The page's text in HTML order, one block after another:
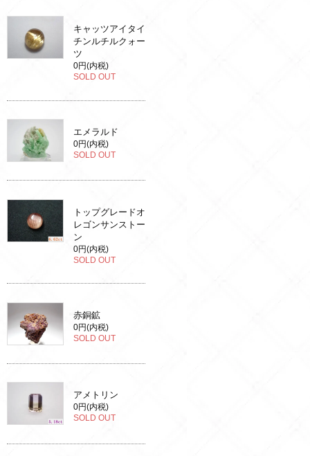
キャッツアイタイ
チンルチルクォー
ツ
0円(内税)
SOLD OUT
エメラルド
0円(内税)
SOLD OUT
トップグレードオ
レゴンサンストー
ン
0円(内税)
SOLD OUT
赤銅鉱
0円(内税)
SOLD OUT
アメトリン
0円(内税)
SOLD OUT